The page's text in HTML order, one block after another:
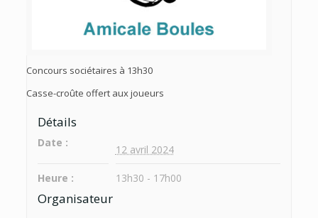
Concours sociétaires à 13h30
Casse-croûte offert aux joueurs
Détails
Date :
12 avril 2024
Heure : 13h30 - 17h00
Organisateur